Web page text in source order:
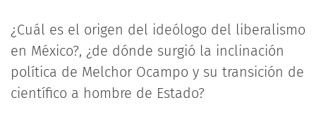
¿Cuál es el origen del ideólogo del liberalismo
en México?, ¿de dónde surgió la inclinación
política de Melchor Ocampo y su transición de
científico a hombre de Estado?